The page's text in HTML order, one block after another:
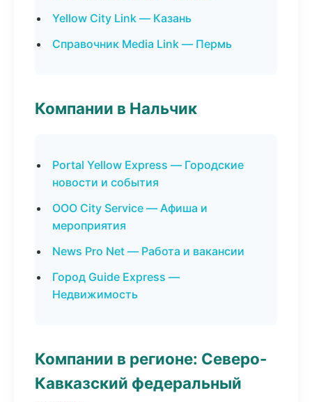
Yellow City Link — Казань
Справочник Media Link — Пермь
Компании в Нальчик
Portal Yellow Express — Городские
новости и события
ООО City Service — Афиша и
мероприятия
News Pro Net — Работа и вакансии
Город Guide Express —
Недвижимость
Компании в регионе: Северо-
Кавказский федеральный